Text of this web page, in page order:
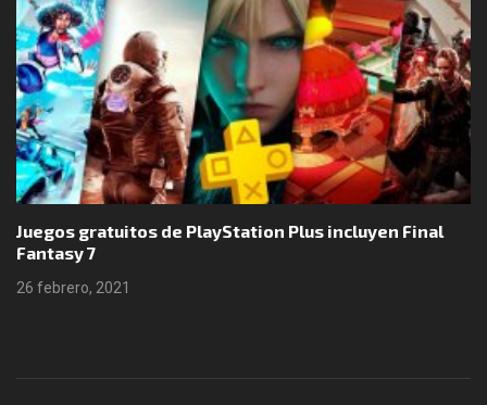
Juegos gratuitos de PlayStation Plus incluyen Final
Fantasy 7
26 febrero, 2021